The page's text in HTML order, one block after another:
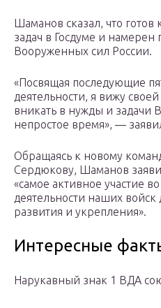
Шаманов сказал, что
задач в Госдуме и намерен
Вооруженных сил России.
«Посвящая последующие
деятельности, я вижу
вникать в нужды и задачи
непростое время», —
Обращаясь к новому
Сердюкову, Шаманов
«самое активное участие
деятельности наших
развития и укрепления».
Интересные
Нарукавный знак 1 ВДА